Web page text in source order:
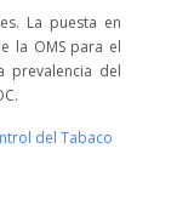
La puesta en
la OMS para el
prevalencia del
del Tabaco